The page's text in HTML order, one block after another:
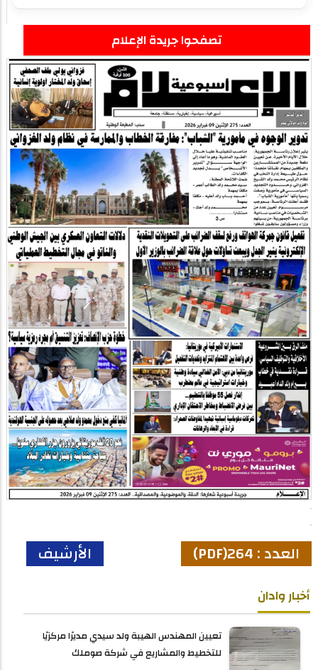
تصفحوا جريدة الإعلام
العدد : 264(PDF) الأرشيف
أخبار وادان
تعيين المهندس الهيبة ولد سيدي مديرًا مركزيًا
للتخطيط والمشاريع في شركة صوملك